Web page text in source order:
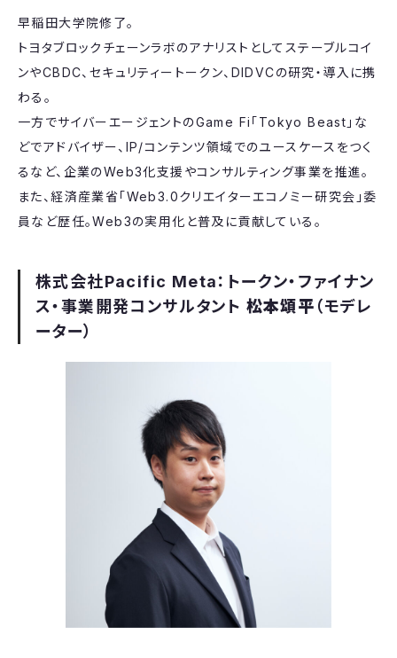
早稲田大学院修了。
トヨタブロックチェーンラボのアナリストとしてステーブルコイ
ンやCBDC、セキュリティートークン、DIDVCの研究・導入に携
わる。
一方でサイバーエージェントのGame Fi「Tokyo Beast」な
どでアドバイザー、IP/コンテンツ領域でのユースケースをつく
るなど、企業のWeb3化支援やコンサルティング事業を推進。
また、経済産業省「Web3.0クリエイターエコノミー研究会」委
員など歴任。Web3の実用化と普及に貢献している。
株式会社Pacific Meta：トークン・ファイナン
ス・事業開発コンサルタント 松本頌平 （モデレ
ーター）